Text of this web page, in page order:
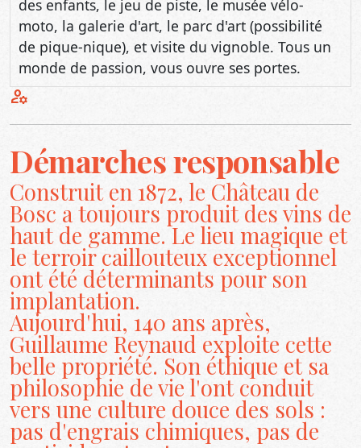
des enfants, le jeu de piste, le musée vélo-
moto, la galerie d'art, le parc d'art (possibilité
de pique-nique), et visite du vignoble. Tous un
monde de passion, vous ouvre ses portes.
manage_accounts
Démarches responsable
Construit en 1872, le Château de
Bosc a toujours produit des vins de
haut de gamme. Le lieu magique et
le terroir caillouteux exceptionnel
ont été déterminants pour son
implantation.
Aujourd'hui, 140 ans après,
Guillaume Reynaud exploite cette
belle propriété. Son éthique et sa
philosophie de vie l'ont conduit
vers une culture douce des sols :
pas d'engrais chimiques, pas de